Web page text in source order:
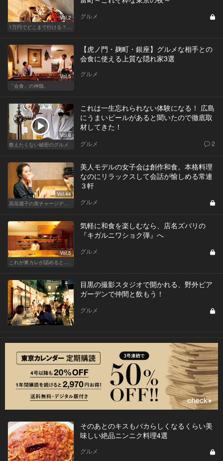
Vol.2
1万円でどこまで行ける？渋谷・新富町・西荻窪・神楽坂でハシゴバル
グルメ
Vol.5
「会食」の神髄。
【虎ノ門・麹町・銀座】グルメな相手との
会食に使える上質な隠れ家3選
グルメ
Vol.6
教えたくない秘密のグルメ
これは一生忘れられない体験になる！ 広島
にうまいビールがあると聞いたので徹底取
材してきた！
グルメ 2
Vol.44
高垣麗子の美チャージディナー
美人モデルの女子会は創作和食。本格料理
なのにリラックスして会話が愉しめる常連
３軒
グルメ
Vol.5
これが東カレが認めるとっておきの和食店
気軽に和食を楽しむなら、店名ズバリの
『キガルニワショク弾』へ
グルメ
目黒の撮影スタジオで開かれる、野外ビア
ガーデンで仲間と飲もう！
グルメ
そのあとのキスもバカらしくなるくらい美
味しい絶品ニンニク料理4選
グルメ